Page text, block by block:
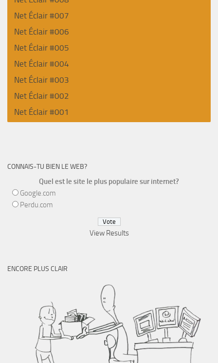
Net Éclair #007
Net Éclair #006
Net Éclair #005
Net Éclair #004
Net Éclair #003
Net Éclair #002
Net Éclair #001
CONNAIS-TU BIEN LE WEB?
Quel est le site le plus populaire sur internet?
Google.com
Perdu.com
View Results
ENCORE PLUS CLAIR